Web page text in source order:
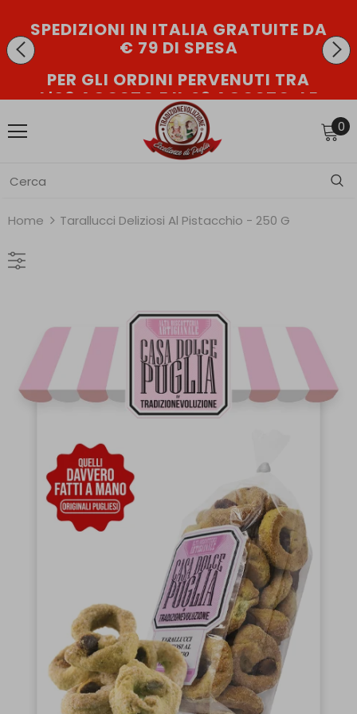
SPEDIZIONI IN ITALIA GRATUITE DA
€ 79 DI SPESA
PER GLI ORDINI PERVENUTI TRA
L'08 AGOSTO E IL 23 AGOSTO, LE
PARTENZE AVVERRANNO DAL 24
AGOSTO
0
Home Tarallucci Deliziosi Al Pistacchio - 250 G
Taralli Scaldatelli Al
Peperoncino - 400 G
€4,50
Taralli Scaldatelli
Cipolla - 400 G
€4,50